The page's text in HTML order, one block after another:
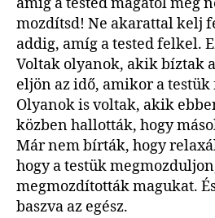
mozdítsd! Ne akarattal kelj
addig, amíg a tested felkel.
Voltak olyanok, akik bíztak
eljön az idő, amikor a
Olyanok is voltak, akik
közben hallották, hogy
Már nem bírták, hogy
hogy a testük
megmozdították magukat.
baszva az egész.